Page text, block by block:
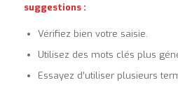
suggestions :
Vérifiez bien votre saisie.
Utilisez des mots clés plus
Essayez d’utiliser plusieurs